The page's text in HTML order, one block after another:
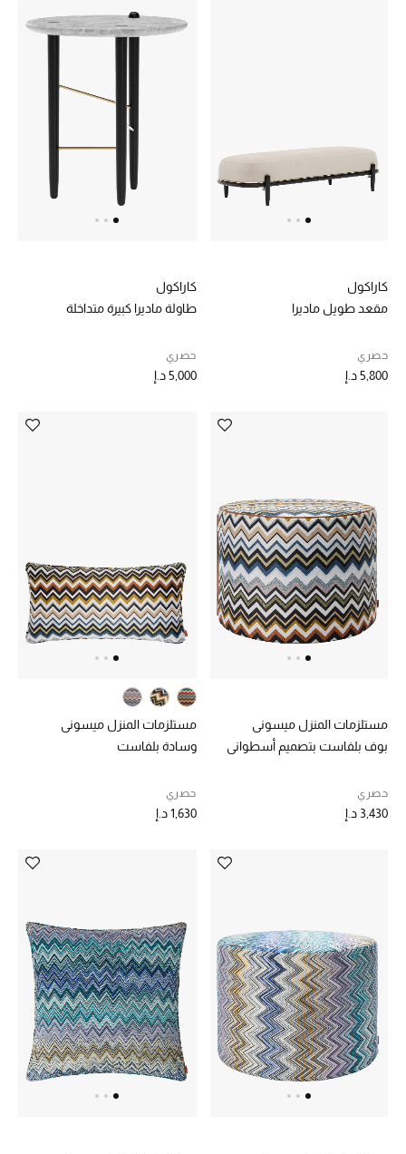
تسوقوا جميع الهدايا
بطاقة الهدايا الإلكترونية
هدايا حسب الفئة
النساء
هدايا حسب السعر
هدايا للجميع
تسوقوا الهدايا
مصممون جدد
الجمال
مستلزمات المنزل
توتيمي
تعكس توتيمي فن الأناقة السهلة بقطع أساسية راقية
مصممة لتدوم وتتجاوز صيحات الموسم
كاراكول
مقعد طويل ماديرا
حصري
5,800 د.إ
كاراكول
طاولة ماديرا كبيرة متداخلة
حصري
5,000 د.إ
مستلزمات المنزل ميسوني
بوف بلفاست بتصميم أسطواني
حصري
3,430 د.إ
مستلزمات المنزل ميسوني
وسادة بلفاست
حصري
1,630 د.إ